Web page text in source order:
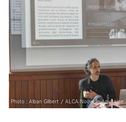
Photo : Alban Gilbert / ALCA Nouvelle-Aquitaine